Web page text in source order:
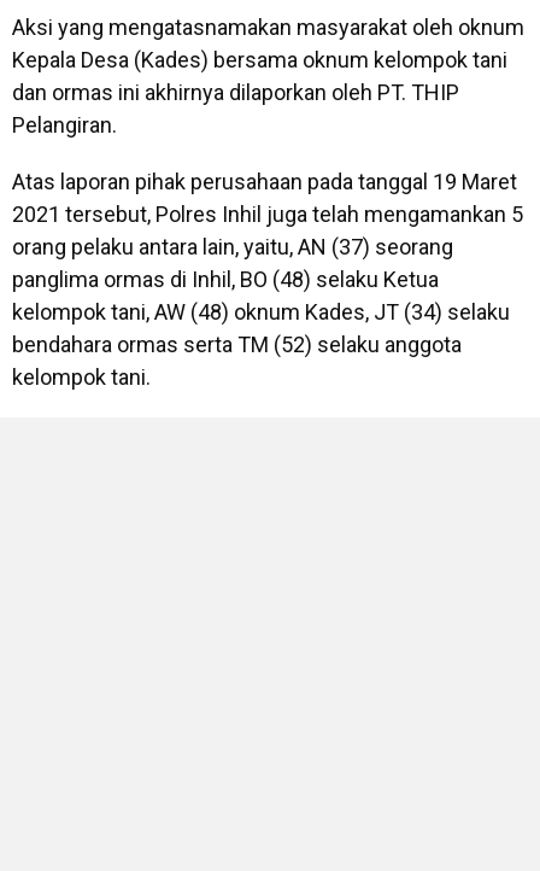
Aksi yang mengatasnamakan masyarakat oleh oknum
Kepala Desa (Kades) bersama oknum kelompok tani
dan ormas ini akhirnya dilaporkan oleh PT. THIP
Pelangiran.
Atas laporan pihak perusahaan pada tanggal 19 Maret
2021 tersebut, Polres Inhil juga telah mengamankan 5
orang pelaku antara lain, yaitu, AN (37) seorang
panglima ormas di Inhil, BO (48) selaku Ketua
kelompok tani, AW (48) oknum Kades, JT (34) selaku
bendahara ormas serta TM (52) selaku anggota
kelompok tani.